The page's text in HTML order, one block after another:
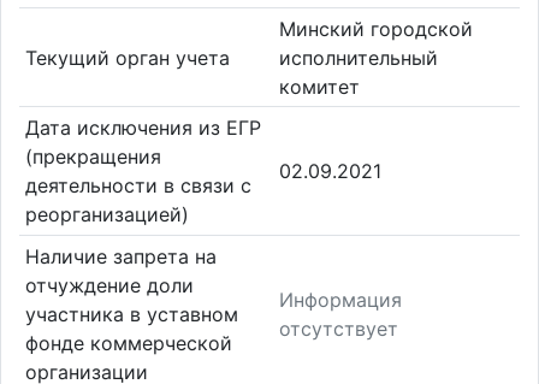
Текущий орган учета
Минский городской
исполнительный
комитет
Дата исключения из ЕГР
(прекращения
деятельности в связи с
реорганизацией)
02.09.2021
Наличие запрета на
отчуждение доли
участника в уставном
фонде коммерческой
организации
Информация
отсутствует